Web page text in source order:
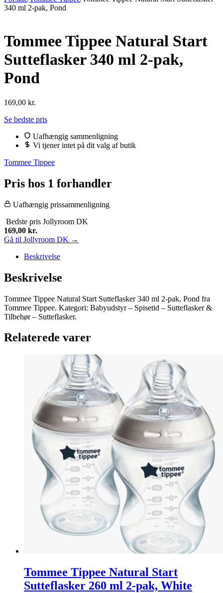
340 ml 2-pak, Pond
Tommee Tippee Natural Start
Sutteflasker 340 ml 2-pak,
Pond
169,00 kr.
Se bedste pris
Uafhængig sammenligning
Vi tjener intet på dit valg af butik
Tommee Tippee
Pris hos 1 forhandler
Uafhængig prissammenligning
Bedste pris Jollyroom DK
169,00 kr.
Gå til Jollyroom DK →
Beskrivelse
Beskrivelse
Tommee Tippee Natural Start Sutteflasker 340 ml 2-pak, Pond fra
Tommee Tippee. Kategori: Babyudstyr – Spisetid – Sutteflasker &
Tilbehør – Sutteflasker.
Relaterede varer
Tommee Tippee Natural Start
Sutteflasker 260 ml 2-pak, White